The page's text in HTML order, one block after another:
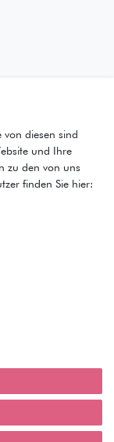
von diesen sind
und Ihre
zu den von uns
finden Sie hier: